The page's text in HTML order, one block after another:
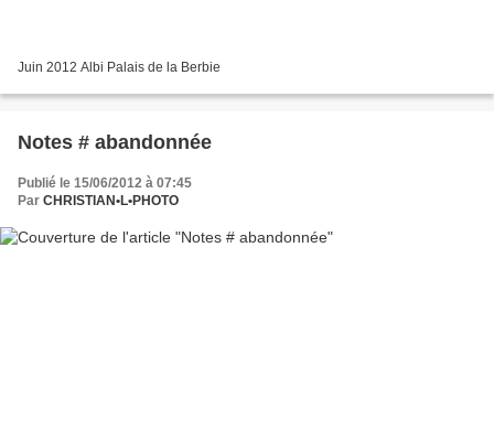
Juin 2012 Albi Palais de la Berbie
Notes # abandonnée
Publié le 15/06/2012 à 07:45
Par CHRISTIAN•L•PHOTO